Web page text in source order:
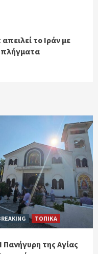
το Ιράν με
πλήγματα
ΤΟΠΙΚΑ
Πανήγυρη της Αγίας